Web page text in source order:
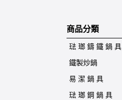
商品分類
琺 瑯 鑄 鐵 鍋 具
鐵製炒鍋
易 潔 鍋 具
琺 瑯 鋼 鍋 具